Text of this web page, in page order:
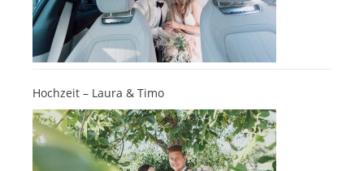
Hochzeit – Laura & Timo